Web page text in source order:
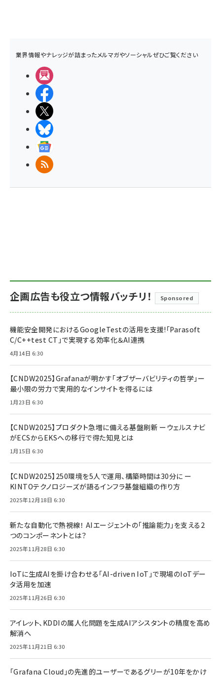
業界情報やナレッジが詰まったメルマガやソーシャルぜひご覧ください
RSS
企画広告も役立つ情報バッチリ！ Sponsored
機能安全開発におけるGoogleTestの活用を支援!「Parasoft
C/C++test CT」で実現する効率化＆AI連携
4月14日 6:30
【CNDW2025】Grafanaが明かす「オブザーバビリティの哲学」ー
最小限の労力で実用的なインサイトを得るには
1月23日 6:30
【CNDW2025】プロダクト急増に備える基盤刷新 ーウェルスナビ
がECSからEKSへの移行で得た知見とは
1月15日 6:30
【CNDW2025】250環境を5人で運用、構築時間は30分に ー
KINTOテクノロジーズが語るインフラ基盤組織の作り方
2025年12月18日 6:30
新たな自動化で熱視線！ AIエージェントの「推論能力」を支える2
つのコンポーネントとは？
2025年11月28日 6:30
IoTに生成AIを掛け合わせる「AI-driven IoT」で現場のIoTデー
タ活用を加速
2025年11月26日 6:30
アイレット、KDDIの属人化問題を生成AIアシスタントの精度を高め
解消へ
2025年11月21日 6:30
「Grafana Cloud」の先進的ユーザーであるグリーが10年をかけ